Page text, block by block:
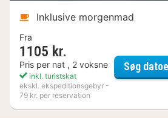
Inklusive morgenmad
Fra
1105 kr.
Pris per nat , 2 voksne
inkl. turistskat
ekskl. ekspeditionsgebyr -
79 kr. per reservation
Søg